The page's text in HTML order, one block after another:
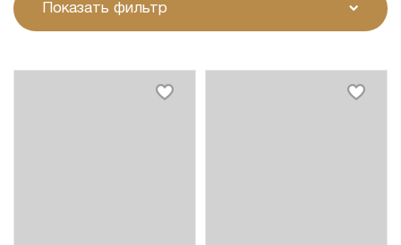
Показать фильтр